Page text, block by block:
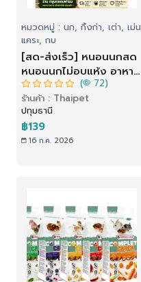
หมวดหมู่ : นก, กิ้งก่า, เต่า, เม่น
แคระ, กบ
[สด-ส่งเร็ว] หนอนนกสด
หนอนนกไม่อบแห้ง อาหาร
สัตว์เลี้ยง นก ปลา กิ้งก่า
เม่นแคระ
( 72)
ร้านค้า : Thaipet
ปทุมธานี
฿139
16 ก.ค. 2026